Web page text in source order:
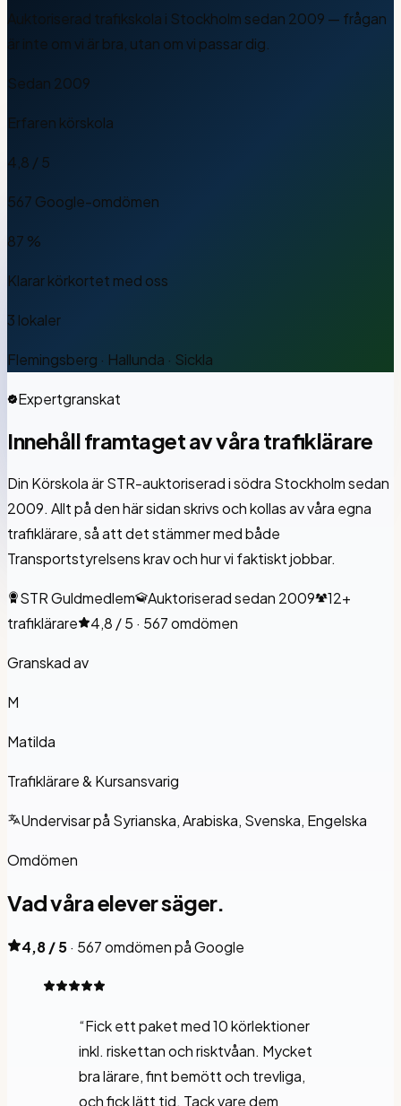
Auktoriserad trafikskola i Stockholm sedan 2009 — frågan
är inte om vi är bra, utan om vi passar dig.
Sedan 2009
Erfaren körskola
4,8 / 5
567 Google-omdömen
87 %
Klarar körkortet med oss
3 lokaler
Flemingsberg · Hallunda · Sickla
Expertgranskat
Innehåll framtaget av våra trafiklärare
Din Körskolaär STR-auktoriserad i södra Stockholm sedan
2009. Allt på den här sidan skrivs och kollas av våra egna
trafiklärare, så att det stämmer med både
Transportstyrelsens krav och hur vi faktiskt jobbar.
STR Guldmedlem Auktoriserad sedan 2009
12+
trafiklärare
4,8 / 5 · 567 omdömen
Granskad av
M
Matilda
Trafiklärare & Kursansvarig
Undervisar på Syrianska, Arabiska, Svenska, Engelska
Omdömen
Vad våra eleversäger.
4,8 / 5· 567 omdömen på Google
“Fick ett paket med 10 körlektioner
inkl. riskettan och risktvåan. Mycket
bra lärare, fint bemött och trevliga,
och fick lätt tid. Tack vare dem